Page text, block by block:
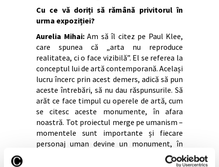
Cu ce vă doriți să rămână privitorul în
urma expoziției?
Aurelia Mihai:Am să îl citez pe Paul Klee,
care spunea că „arta nu reproduce
realitatea, ci o face vizibilă”. El se referea la
conceptul lui de artă contemporană. Același
lucru încerc prin acest demers, adică să pun
aceste întrebări, să nu dau răspunsurile. Să
arăt ce face timpul cu operele de artă, cum
se citesc aceste monumente, în afara
noastră. Tot proiectul merge pe umanism –
momentele sunt importante și fiecare
personaj uman devine un monument, în
parte a doua a expoziției. Ce aș vrea să ia cu